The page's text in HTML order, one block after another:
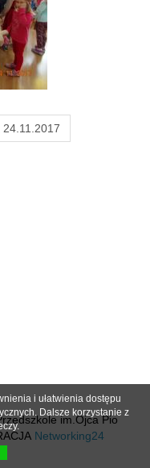
im.Ojca Pio
Networking24
i ułatwienia dostępu
Dalsze korzystanie z